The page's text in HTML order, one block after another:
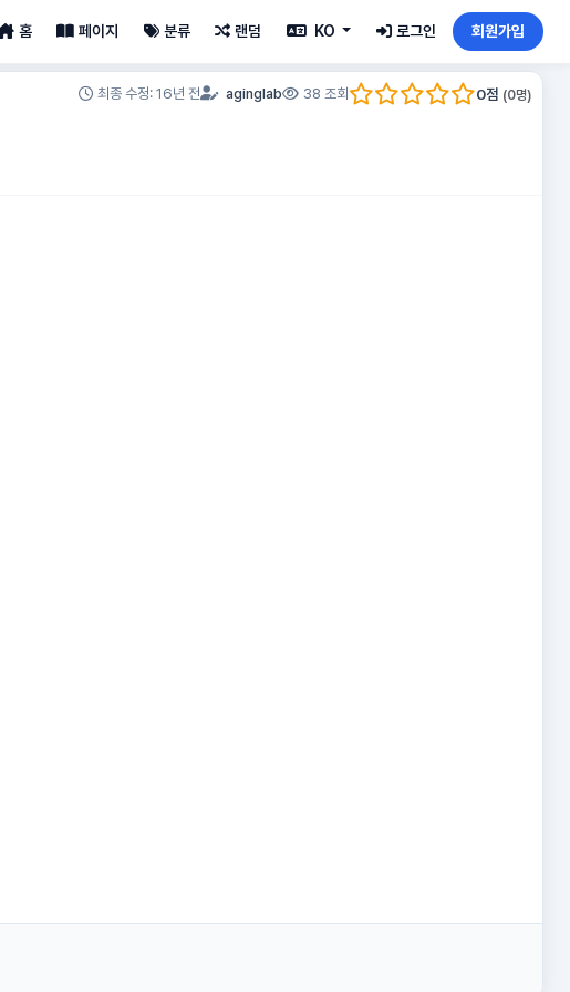
홈 페이지 분류 랜덤 KO 로그인 회원가입
최종 수정: 16년 전 aginglab 38 조회 0점 (0명)